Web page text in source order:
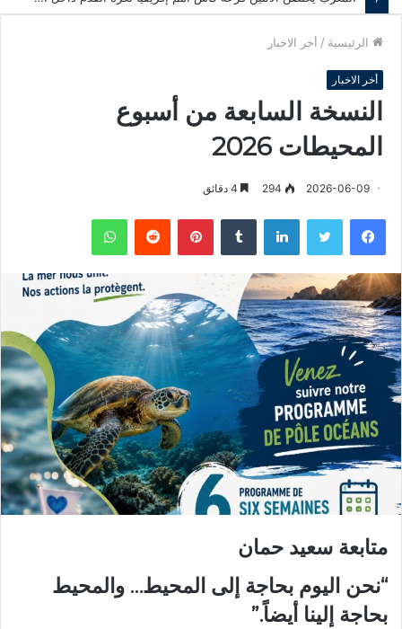
الرئيسية / أخر الاخبار
أخر الاخبار
النسخة السابعة من أسبوع
المحيطات 2026
2026-06-09
294
فيسبوك لينكدإن بينتيريست
متابعة سعيد حمان
“نحن اليوم بحاجة إلى المحيط… والمحيط
بحاجة إلينا أيضاً.”